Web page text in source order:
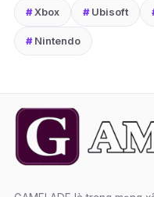
#Xbox #Ubisoft
#Nintendo